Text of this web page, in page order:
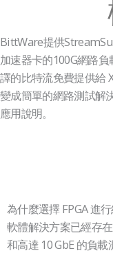
BittWare提供
加速器卡的100G網路
譯的比特流免費提供給
變成簡單的網路測試解
應用說明。
為什麼選擇 FPGA 進
軟體解決方案已經存
和高達 10 GbE 的負